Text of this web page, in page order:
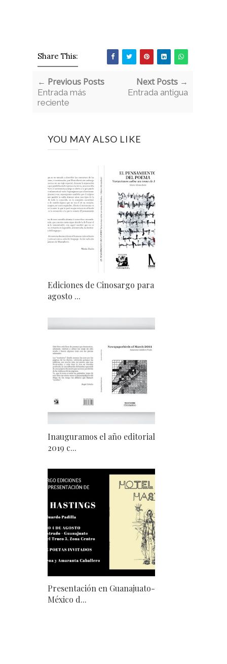
Share This:
← Previous Posts
Entrada más
reciente
Next Posts →
Entrada antigua
YOU MAY ALSO LIKE
Ediciones de Cinosargo para
agosto ...
Inauguramos el año editorial
2019 c...
Presentación en Guanajuato-
México d...